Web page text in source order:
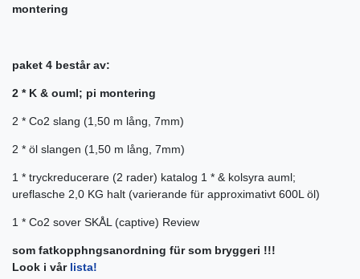
montering
paket 4 består av:
2 * K & ouml; pi montering
2 * Co2 slang (1,50 m lång, 7mm)
2 * öl slangen (1,50 m lång, 7mm)
1 * tryckreducerare (2 rader) katalog 1 * & kolsyra auml;
ureflasche 2,0 KG halt (varierande für approximativt 600L öl)
1 * Co2 sover SKÅL (captive) Review
som fatkopphngsanordning für som bryggeri !!!
Look i vår lista!